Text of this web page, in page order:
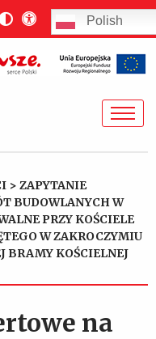
Polish
> ZAPYTANIE
BUDOWLANYCH W
PRZY KOŚCIELE
W ZAKROCZYMIU
BRAMY KOŚCIELNEJ
na